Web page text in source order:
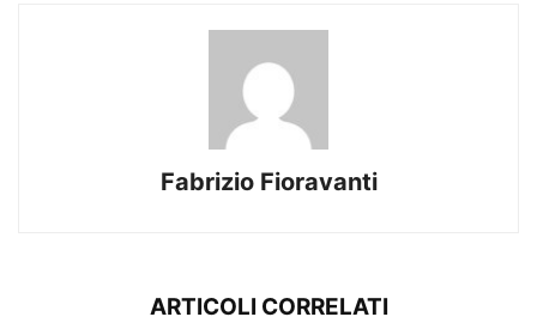
Fabrizio Fioravanti
ARTICOLI CORRELATI